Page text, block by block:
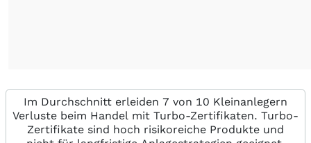
Im Durchschnitt erleiden 7 von 10 Kleinanlegern
Verluste beim Handel mit Turbo-Zertifikaten. Turbo-
Zertifikate sind hoch risikoreiche Produkte und